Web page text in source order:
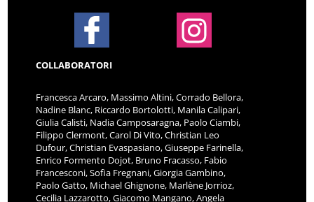
COLLABORATORI
Francesca Arcaro, Massimo Altini, Corrado Bellora,
Nadine Blanc, Riccardo Bortolotti, Manila Calipari,
Giulia Calisti, Nadia Camposaragna, Paolo Ciambi,
Filippo Clermont, Carol Di Vito, Christian Leo
Dufour, Christian Evaspasiano, Giuseppe Farinella,
Enrico Formento Dojot, Bruno Fracasso, Fabio
Francesconi, Sofia Fregnani, Giorgia Gambino,
Paolo Gatto, Michael Ghignone, Marlène Jorrioz,
Cecilia Lazzarotto, Giacomo Mangano, Angela